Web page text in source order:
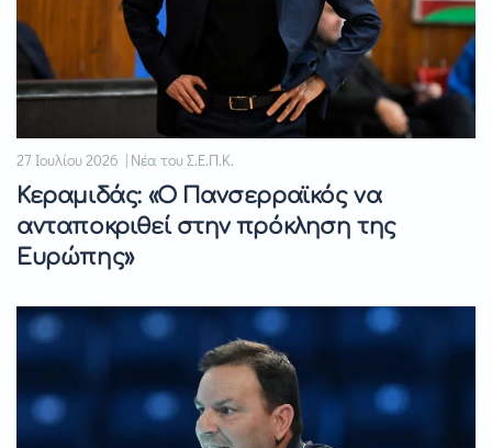
27 Ιουλίου 2026 | Νέα του Σ.Ε.Π.Κ.
Κεραμιδάς: «Ο Πανσερραϊκός να
ανταποκριθεί στην πρόκληση της
Ευρώπης»